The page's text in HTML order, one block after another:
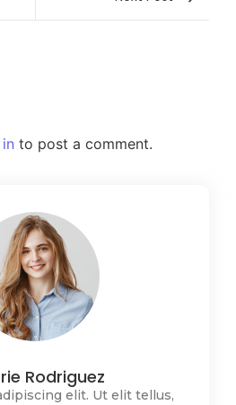
to post a comment.
Rodriguez
elit. Ut elit tellus,